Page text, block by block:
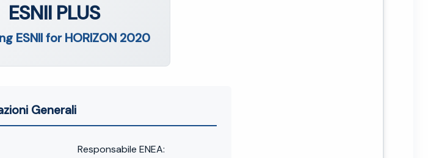
ESNII PLUS
ESNII for HORIZON 2020
Generali
Responsabile ENEA: